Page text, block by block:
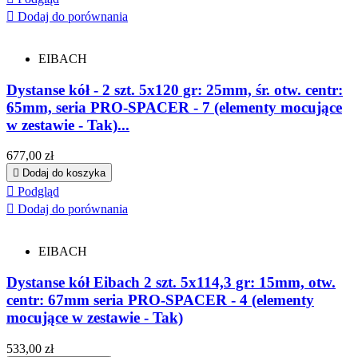
 Dodaj do porównania
EIBACH
Dystanse kół - 2 szt. 5x120 gr: 25mm, śr. otw. centr:
65mm, seria PRO-SPACER - 7 (elementy mocujące
w zestawie - Tak)...
Cena
677,00 zł
 Dodaj do koszyka
 Podgląd
 Dodaj do porównania
EIBACH
Dystanse kół Eibach 2 szt. 5x114,3 gr: 15mm, otw.
centr: 67mm seria PRO-SPACER - 4 (elementy
mocujące w zestawie - Tak)
Cena
533,00 zł